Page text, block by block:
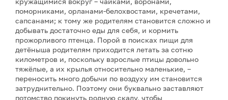
поморниками, орланами-белохвостами, кречетами,
сапсанами; к тому же родителям становится сложно и
добывать достаточно еды для себя, и кормить
прожорливого птенца. Порой в поисках пищи для
детёныша родителям приходится летать за сотню
километров и, поскольку взрослые птицы довольно
тяжёлые, а их крылья относительно маленькие, –
переносить много добычи по воздуху им становится
затруднительно. Поэтому они буквально заставляют
потомство покинуть родную скалу, чтобы